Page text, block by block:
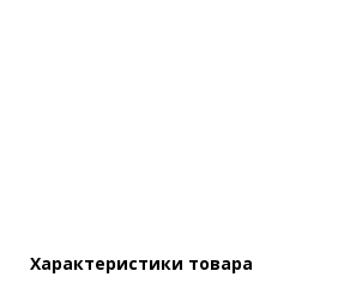
Характеристики товара